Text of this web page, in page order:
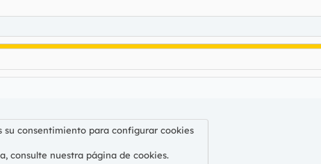
su consentimiento para configurar cookies
consulte nuestra página de cookies.